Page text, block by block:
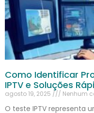
Como Identificar
IPTV e Soluções
agosto 19, 2025 Nenhum
O teste IPTV representa